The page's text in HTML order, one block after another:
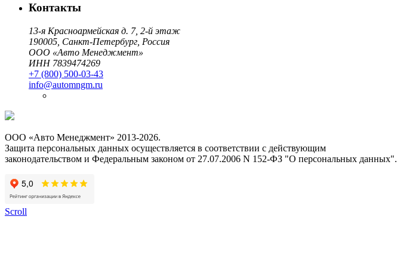
Контакты
13-я Красноармейская д. 7, 2-й этаж
190005, Санкт-Петербург, Россия
ООО «Авто Менеджмент»
ИНН 7839474269
+7 (800) 500-03-43
info@automngm.ru
ООО «Авто Менеджмент» 2013-2026.
Защита персональных данных осуществляется в соответствии с действующим
законодательством и Федеральным законом от 27.07.2006 N 152-ФЗ "О персональных данных".
Scroll